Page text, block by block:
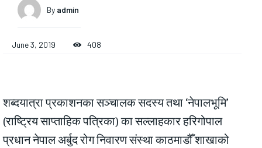
By admin
June 3, 2019 408
शब्दयात्रा प्रकाशनका सञ्चालक सदस्य तथा ‘नेपालभूमि’
(राष्ट्रिय साप्ताहिक पत्रिका) का सल्लाहकार हरिगोपाल
प्रधान नेपाल अर्बुद रोग निवारण संस्था काठमाडौँ शाखाको